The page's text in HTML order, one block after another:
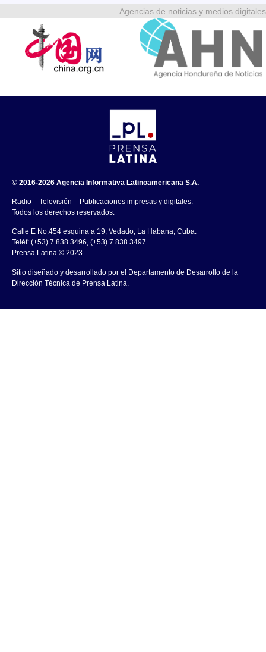
Agencias de noticias y medios digitales
© 2016-2026 Agencia Informativa Latinoamericana S.A.
Radio – Televisión – Publicaciones impresas y digitales.
Todos los derechos reservados.
Calle E No.454 esquina a 19, Vedado, La Habana, Cuba.
Teléf: (+53) 7 838 3496, (+53) 7 838 3497
Prensa Latina © 2023 .
Sitio diseñado y desarrollado por el Departamento de Desarrollo de la
Dirección Técnica de Prensa Latina.